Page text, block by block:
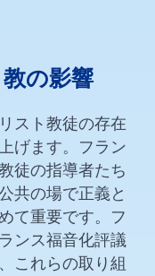
の影響
スト教徒の存在
げます。フラン
徒の指導者たち
共の場で正義と
て重要です。フ
ンス福音化評議
これらの取り組